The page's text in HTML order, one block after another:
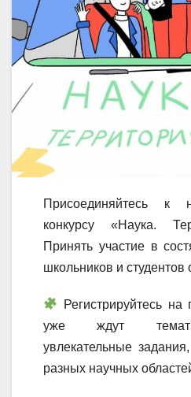
Присоединяйтесь к
конкурсу «Наука.
Принять участие в
школьников и студентов
Регистрируйтесь
уже ждут
увлекательные
разных научных